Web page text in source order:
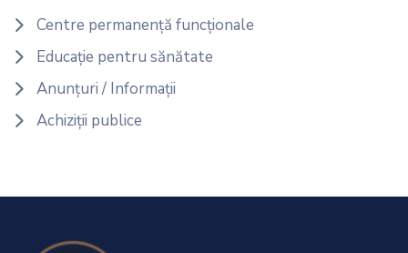
Centre permanență funcționale
Educație pentru sănătate
Anunțuri / Informații
Achiziții publice